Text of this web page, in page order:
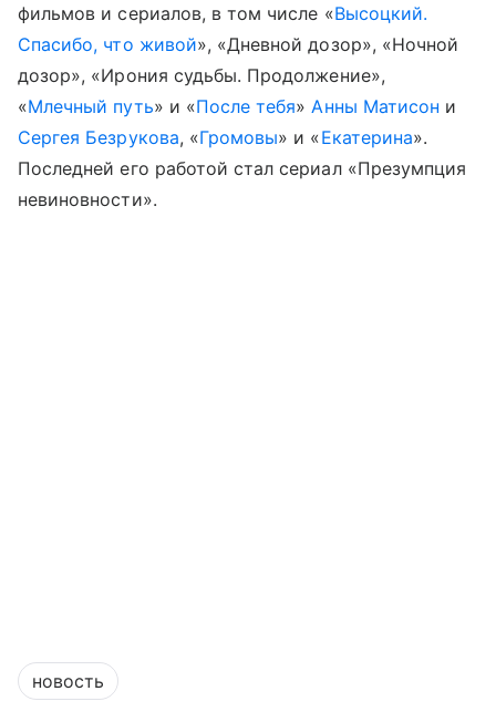
фильмов и сериалов, в том числе «Высоцкий.
Спасибо, что живой», «Дневной дозор», «Ночной
дозор», «Ирония судьбы. Продолжение»,
«Млечный путь» и «После тебя» Анны Матисон и
Сергея Безрукова, «Громовы» и «Екатерина».
Последней его работой стал сериал «Презумпция
невиновности».
новость